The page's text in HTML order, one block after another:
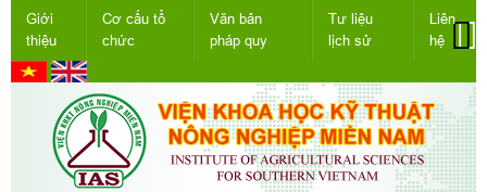
Giới
thiệu
Cơ cấu tổ
chức
Văn bản
pháp quy
Tư liệu
lịch sử
Liên
hệ